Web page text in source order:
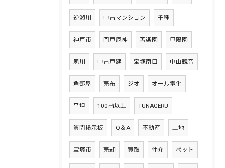
逆瀬川 中古マンション 千種
神戸市 門戸厄神 苦楽園 甲陽園
夙川 中古戸建 宝塚南口 中山観音
角部屋 売布 ジオ オール電化
平坦 100㎡以上 TUNAGERU
質問掲示板 Q＆A 不動産 土地
宝塚市 売却 買取 仲介 ペット